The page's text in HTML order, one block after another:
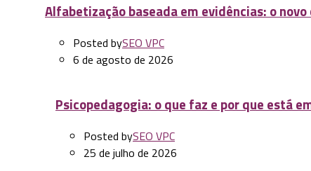
Alfabetização baseada em evidências: o
Posted bySEO VPC
6 de agosto de 2026
Psicopedagogia: o que faz e por que está
Posted bySEO VPC
25 de julho de 2026